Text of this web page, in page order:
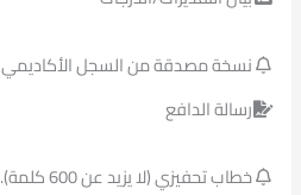
نسخة مصدقة من السجل الأكاديمي
رسالة الدافع
خطاب تحفيزي (لا يزيد عن 600 كلمة).